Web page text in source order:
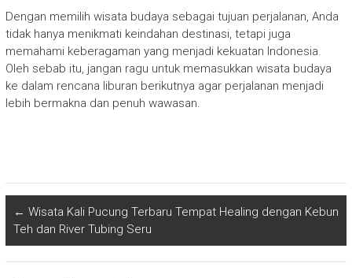
Dengan memilih wisata budaya sebagai tujuan perjalanan, Anda
tidak hanya menikmati keindahan destinasi, tetapi juga
memahami keberagaman yang menjadi kekuatan Indonesia.
Oleh sebab itu, jangan ragu untuk memasukkan wisata budaya
ke dalam rencana liburan berikutnya agar perjalanan menjadi
lebih bermakna dan penuh wawasan.
← Wisata Kali Pucung Terbaru Tempat Healing dengan Kebun
Teh dan River Tubing Seru